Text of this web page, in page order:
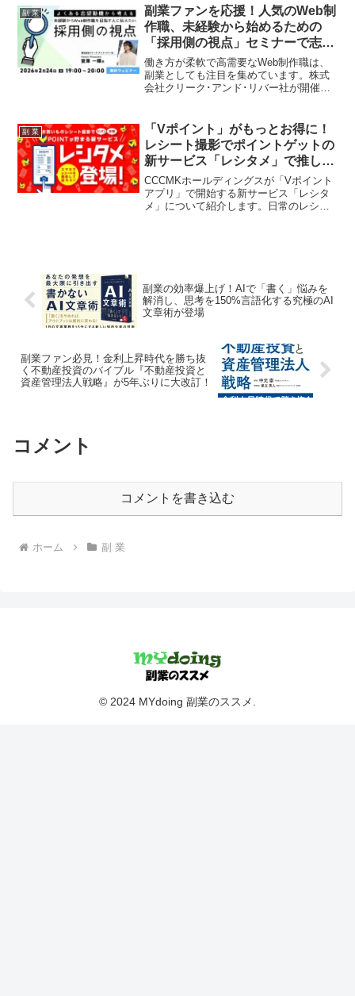
所にとらわれない新しい働き方を目指し
ましょう。副業ファン必見の最新情報を
お届けします！
副 業
副業ファンを応援！人気のWeb制
作職、未経験から始めるための
「採用側の視点」セミナーで志望
動機を深掘り！
働き方が柔軟で高需要なWeb制作職は、
副業としても注目を集めています。株式
会社クリーク･アンド･リバー社が開催す
すい「志望動機」に焦点を当て、採用担
当者の視点から効果的なアピール方法を
解説。あなたのWeb制作職への「推し
活」を強力にサポートします。
副 業
「Vポイント」がもっとお得に！
レシート撮影でポイントゲットの
新サービス「レシタメ」で推し活
をさらに加速！
CCCMKホールディングスが「Vポイント
アプリ」で開始する新サービス「レシタ
メ」について紹介します。日常のレシー
副業の効率爆上げ！AIで「書く」悩みを
解消し、思考を150%言語化する究極のAI
文章術が登場
副業ファン必見！金利上昇時代を勝ち抜
く不動産投資のバイブル『不動産投資と
資産管理法人戦略』が5年ぶりに大改訂！
コメント
コメントを書き込む
ホーム 副 業
© 2024 MYdoing 副業のススメ.